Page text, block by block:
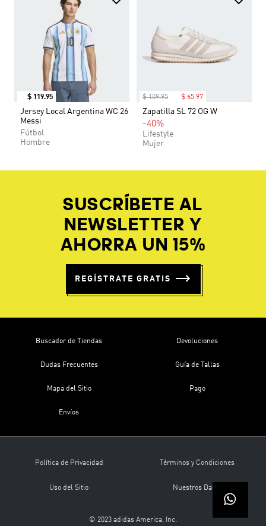
$ 119.95
Jersey Local Argentina WC 26
Messi
Fútbol
Hombre
$ 109.95 $ 65.97
Zapatilla SL 72 OG W
-40%
Lifestyle
Mujer
SUSCRÍBETE AL
NEWSLETTER Y
AHORRA UN 15%
REGÍSTRATE GRATIS
Buscador de Tiendas
Dudas Frecuentes
Mapa del Sitio
Envíos
Devoluciones
Guía de Tallas
Pago
Política de Privacidad Términos y Condiciones
Uso del Sitio Nuestros Datos
© 2023 adidas America, Inc.